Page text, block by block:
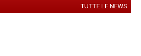
TUTTE LE NEWS